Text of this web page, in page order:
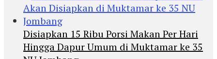
Disiapkan 15 Ribu Porsi Makan Per Hari
Hingga Dapur Umum di Muktamar ke 35